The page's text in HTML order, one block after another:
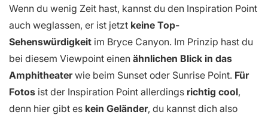
Wenn du wenig Zeit hast, kannst du den Inspiration Point
auch weglassen, er ist jetzt keine Top-
Sehenswürdigkeit im Bryce Canyon. Im Prinzip hast du
bei diesem Viewpoint einen ähnlichen Blick in das
Amphitheaterwie beim Sunset oder Sunrise Point. Für
Fotos ist der Inspiration Point allerdings richtig cool,
denn hier gibt es kein Geländer, du kannst dich also